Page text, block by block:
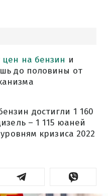
цен на бензин и
до половины от
достигли 1 160
– 1 115 юаней
кризиса 2022